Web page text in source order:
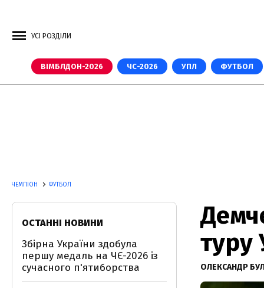
УСІ РОЗДІЛИ
ВІМБЛДОН-2026 ЧС-2026 УПЛ ФУТБОЛ
ЧЕМПІОН ФУТБОЛ
туру
ОЛЕКСАНДР
ОСТАННІ НОВИНИ
Збірна України здобула
першу медаль на ЧЄ-2026 із
сучасного п'ятиборства